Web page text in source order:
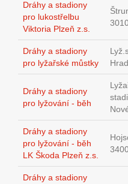
Dráhy a stadiony
pro lukostřelbu
Viktoria Plzeň z.s.
Dráhy a stadiony
pro lyžařské můstky
Dráhy a stadiony
pro lyžování - běh
Dráhy a stadiony
pro lyžování - běh
LK Škoda Plzeň z.s.
Dráhy a stadiony